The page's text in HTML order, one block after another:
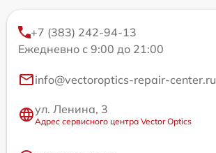
+7 (383) 242-94-13
Ежедневно с 9:00 до 21:00
info@vectoroptics-repair-center.ru
ул. Ленина, 3
Адрес сервисного центра Vector Optics